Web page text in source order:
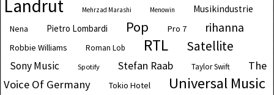
Landrut Mehrzad Marashi Menowin Musikindustrie
Nena Pietro Lombardi Pop Pro 7 rihanna
Robbie Williams Roman Lob RTL Satellite
Sony Music Spotify Stefan Raab Taylor Swift
The
Voice Of Germany
Tokio Hotel Universal Music